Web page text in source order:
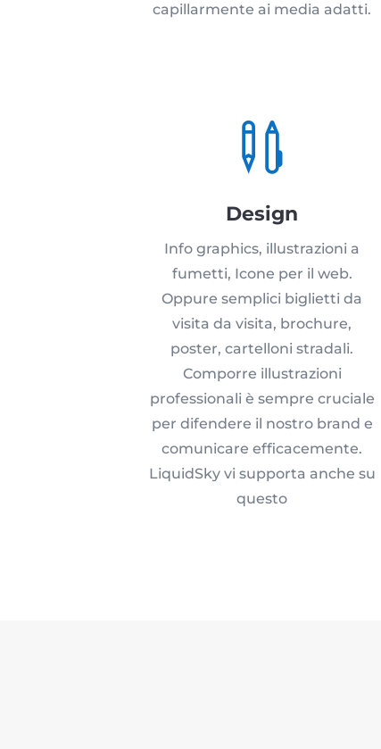
capillarmente ai media adatti.

Design
Info graphics, illustrazioni a
fumetti, Icone per il web.
Oppure semplici biglietti da
visita da visita, brochure,
poster, cartelloni stradali.
Comporre illustrazioni
professionali è sempre cruciale
per difendere il nostro brand e
comunicare efficacemente.
LiquidSky vi supporta anche su
questo